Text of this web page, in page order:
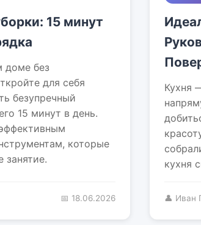
15 минут
доме без
для себя
безупречный
15 минут в день.
которые
занятие.
📅 18.06.2026
Кухня
кухня
👤 Иван